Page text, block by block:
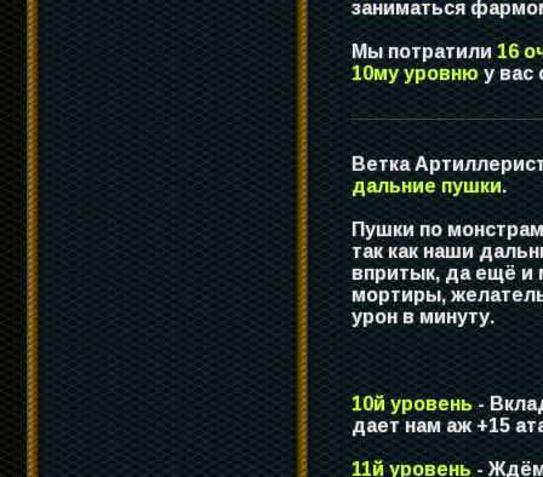
заниматься
Мы потратили16
10му уровню у вас
Ветка
дальние пушки.
Пушки по
так как наши
впритык, да ещё и
мортиры,
урон в минуту.
10й уровень-
дает нам аж +15
11й уровень -